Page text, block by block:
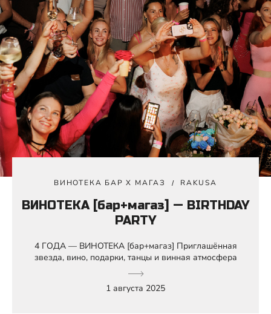
ВИНОТЕКА БАР Х МАГАЗ RAKUSA
ВИНОТЕКА [бар+магаз] — BIRTHDAY
PARTY
4 ГОДА — ВИНОТЕКА [бар+магаз] Приглашённая
звезда, вино, подарки, танцы и винная атмосфера
1 августа 2025